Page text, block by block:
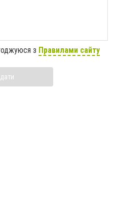
з Правилами сайту